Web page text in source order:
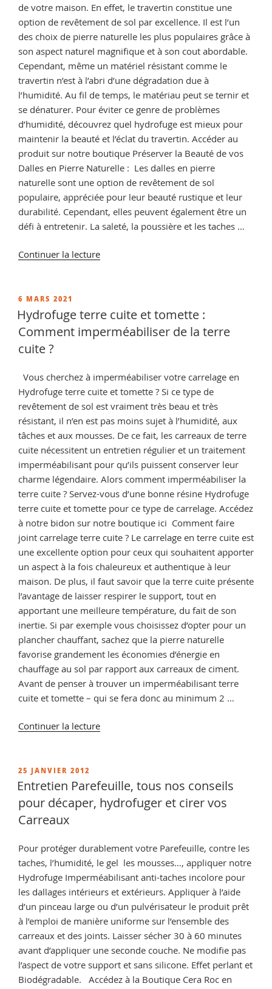
de votre maison. En effet, le travertin constitue une
option de revêtement de sol par excellence. Il est l’un
des choix de pierre naturelle les plus populaires grâce à
son aspect naturel magnifique et à son cout abordable.
Cependant, même un matériel résistant comme le
travertin n’est à l’abri d’une dégradation due à
l’humidité. Au fil de temps, le matériau peut se ternir et
se dénaturer. Pour éviter ce genre de problèmes
d’humidité, découvrez quel hydrofuge est mieux pour
maintenir la beauté et l’éclat du travertin. Accéder au
produit sur notre boutique Préserver la Beauté de vos
Dalles en Pierre Naturelle : Les dalles en pierre
naturelle sont une option de revêtement de sol
populaire, appréciée pour leur beauté rustique et leur
durabilité. Cependant, elles peuvent également être un
défi à entretenir. La saleté, la poussière et les taches …
Continuer la lecturede
protection
adaptée
taches
mate »
PUBLIÉ
LE
6 MARS 2021
Hydrofuge terre cuite et tomette :
Comment imperméabiliser de la terre
cuite ?
Vous cherchez à imperméabiliser votre carrelage en
Hydrofuge terre cuite et tomette ? Si ce type de
revêtement de sol est vraiment très beau et très
résistant, il n’en est pas moins sujet à l’humidité, aux
tâches et aux mousses. De ce fait, les carreaux de terre
cuite nécessitent un entretien régulier et un traitement
imperméabilisant pour qu’ils puissent conserver leur
charme légendaire. Alors comment imperméabiliser la
terre cuite ? Servez-vous d’une bonne résine Hydrofuge
terre cuite et tomette pour ce type de carrelage. Accédez
à notre bidon sur notre boutique ici Comment faire
joint carrelage terre cuite ? Le carrelage en terre cuite est
une excellente option pour ceux qui souhaitent apporter
un aspect à la fois chaleureux et authentique à leur
maison. De plus, il faut savoir que la terre cuite présente
l’avantage de laisser respirer le support, tout en
apportant une meilleure température, du fait de son
inertie. Si par exemple vous choisissez d’opter pour un
plancher chauffant, sachez que la pierre naturelle
favorise grandement les économies d’énergie en
chauffage au sol par rapport aux carreaux de ciment.
Avant de penser à trouver un imperméabilisant terre
cuite et tomette – qui se fera donc au minimum 2 …
Continuer la lecturede
et
tomette :
Comment
de
terre
PUBLIÉ
LE
25 JANVIER 2012
Entretien Parefeuille, tous nos conseils
pour décaper, hydrofuger et cirer vos
Carreaux
Pour protéger durablement votre Parefeuille, contre les
taches, l’humidité, le gel les mousses…, appliquer notre
Hydrofuge Imperméabilisant anti-taches incolore pour
les dallages intérieurs et extérieurs. Appliquer à l’aide
d’un pinceau large ou d’un pulvérisateur le produit prêt
à l’emploi de manière uniforme sur l’ensemble des
carreaux et des joints. Laisser sécher 30 à 60 minutes
avant d’appliquer une seconde couche. Ne modifie pas
l’aspect de votre support et sans silicone. Effet perlant et
Biodégradable. Accédez à la Boutique Cera Roc en